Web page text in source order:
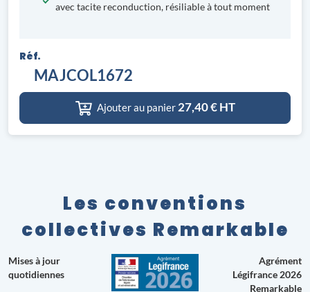
avec tacite reconduction, résiliable à tout moment
Réf.
MAJCOL1672
Ajouter au panier 27,40€ HT
Les conventions
collectives Remarkable
Mises à jour
quotidiennes
Agrément
Légifrance 2026
Remarkable